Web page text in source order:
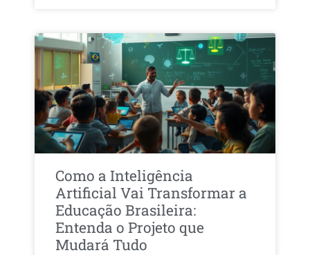
Como a Inteligência
Artificial Vai Transformar a
Educação Brasileira:
Entenda o Projeto que
Mudará Tudo